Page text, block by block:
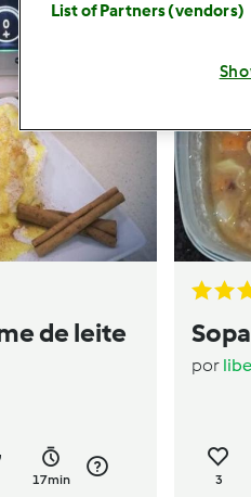
de leite
17min
por
3
List of Partners (vendors)